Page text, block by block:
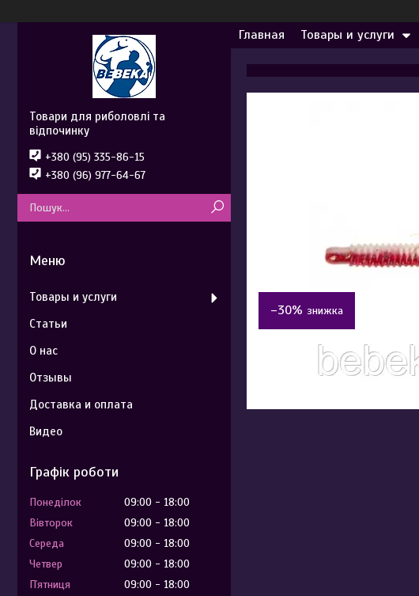
Главная Товары и услуги
–30%
Товари для риболовлі та
відпочинку
+380 (95) 335-86-15
+380 (96) 977-64-67
Товары и услуги
Статьи
О нас
Отзывы
Доставка и оплата
Видео
Графік роботи
Понеділок 09:00
18:00
Вівторок
09:00
18:00
Середа
09:00
18:00
Четвер
09:00
18:00
Пʼятниця
09:00
18:00